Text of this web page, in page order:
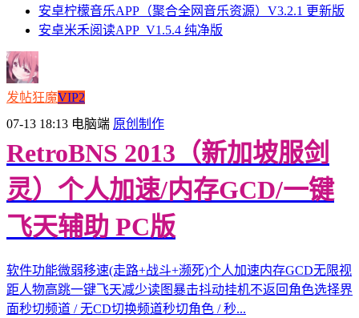
安卓柠檬音乐APP（聚合全网音乐资源）V3.2.1 更新版
安卓米禾阅读APP_V1.5.4 纯净版
发帖狂魔VIP2
07-13 18:13 电脑端 原创制作
RetroBNS 2013（新加坡服剑
灵）个人加速/内存GCD/一键
飞天辅助 PC版
软件功能微弱移速(走路+战斗+濒死)个人加速内存GCD无限视
距人物高跳一键飞天减少读图暴击抖动挂机不返回角色选择界
面秒切频道 / 无CD切换频道秒切角色 / 秒...